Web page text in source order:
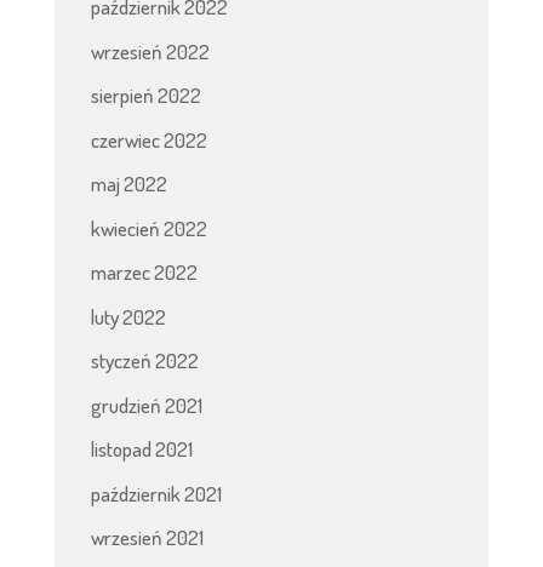
październik 2022
wrzesień 2022
sierpień 2022
czerwiec 2022
maj 2022
kwiecień 2022
marzec 2022
luty 2022
styczeń 2022
grudzień 2021
listopad 2021
październik 2021
wrzesień 2021